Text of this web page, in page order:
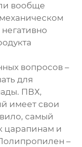
вообще
вопросов –
для
. ПВХ,
имеет свои
самый
царапинам и
–